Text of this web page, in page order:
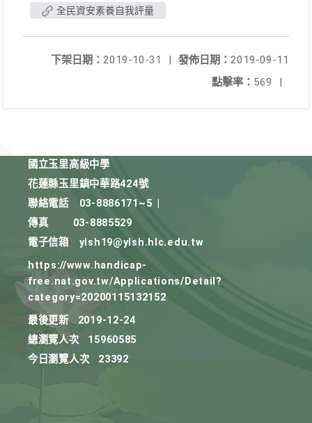
全民資安素養自我評量
發佈日期： 2019-09-11
下架日期： 2019-10-31
|
點擊率： 569 |
國立玉里高級中學
花蓮縣玉里鎮中華路424號
聯絡電話
03-8886171~5
傳真
03-8885529
電子信箱
ylsh19@ylsh.hlc.edu.tw
https://www.handicap-
free.nat.gov.tw/Applications/Detail?
category=20200115132152
最後更新
2019-12-24
總瀏覽人次
15960585
今日瀏覽人次
23392